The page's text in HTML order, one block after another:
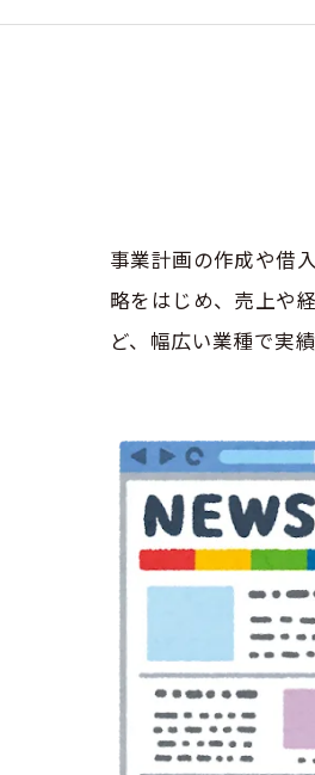
事業計画の作成や借
略をはじめ、売上や
ど、幅広い業種で実